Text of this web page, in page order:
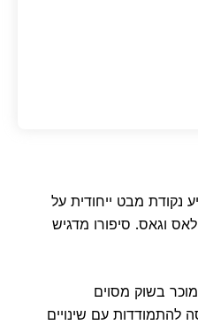
מבט ייחודית על
סיפורו מדגיש
מסוים
עם שינויים